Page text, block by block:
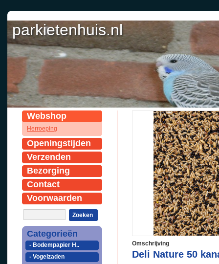
parkietenhuis.nl
Webshop
Herroeping
Openingstijden
Verzenden
Bezorging
Contact
Voorwaarden
Zoeken
Categorieën
- Bodempapier H..
- Vogelzaden
Omschrijving
Deli Nature 50